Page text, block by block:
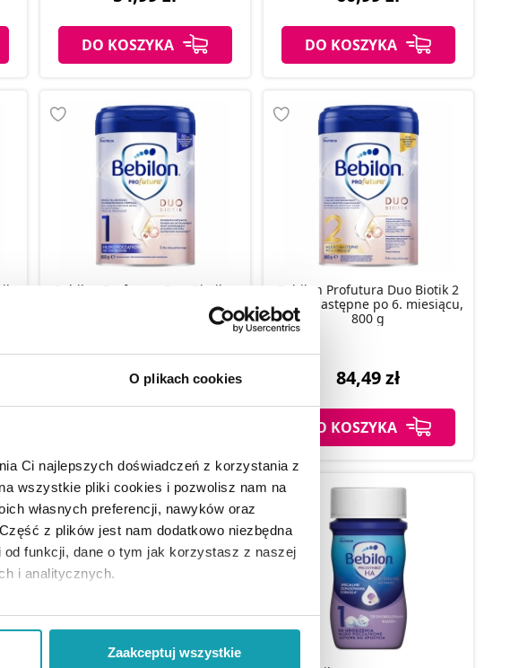
O plikach cookies
Ci najlepszych doświadczeń z korzystania z
wszystkie pliki cookies i pozwolisz nam na
własnych preferencji, nawyków oraz
z plików jest nam dodatkowo niezbędna
od funkcji, dane o tym jak korzystasz z naszej
i analitycznych.
z którymi wiąże się zbieranie danych o
Zarządzaj
Zaakceptuj wszystkie
DO KOSZYKA DO KOSZYKA
Bebilon Profutura Duo Biotik 1
95,49 zł
Bebilon Profutura Duo Biotik 2
mleko następne po 6. miesiącu,
800 g
84,49 zł
DO KOSZYKA